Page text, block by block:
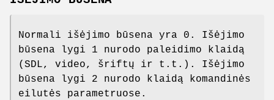
Normali išėjimo būsena yra 0. Išėjimo
būsena lygi 1 nurodo paleidimo klaidą
(SDL, video, šriftų ir t.t.). Išėjimo
būsena lygi 2 nurodo klaidą komandinės
eilutės parametruose.